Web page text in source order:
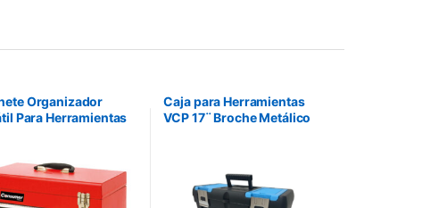
Organizador
Para Herramientas
Caja para Herramientas
VCP 17¨ Broche Metálico